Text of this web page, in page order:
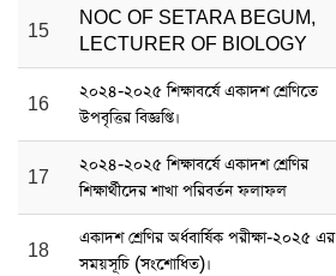
15
NOC OF SETARA BEGUM,
LECTURER OF BIOLOGY
16
২০২৪-২০২৫ শিক্ষাবর্ষে একাদশ শ্রেণিতে
উপবৃত্তির বিজ্ঞপ্তি।
17
২০২৪-২০২৫ শিক্ষাবর্ষে একাদশ শ্রেণির
শিক্ষার্থীদের শাখা পরিবর্তন ফলাফল
18
একাদশ শ্রেণির অর্ধবার্ষিক পরীক্ষা-২০২৫ এর
সময়সূচি (সংশোধিত)।